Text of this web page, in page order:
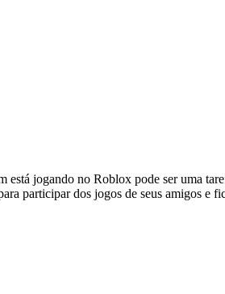
está jogando no Roblox pode ser uma
participar dos jogos de seus amigos e